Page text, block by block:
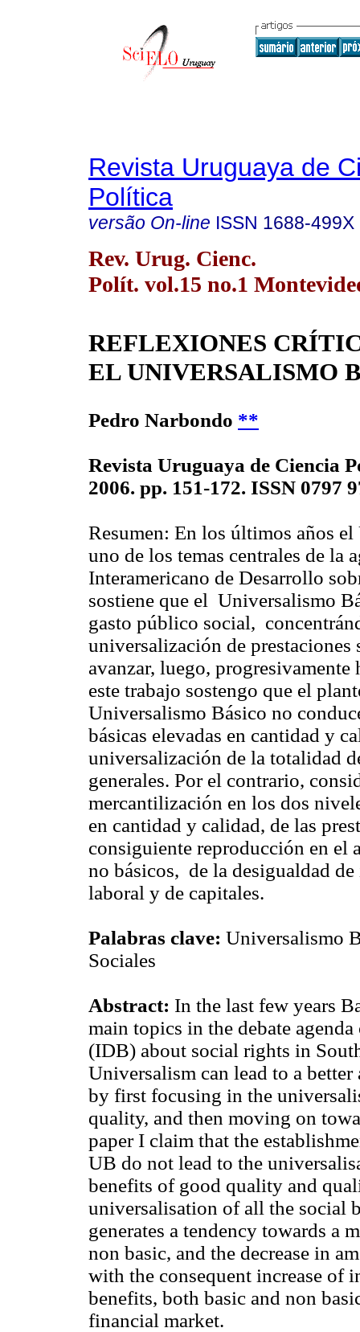
Revista Uruguaya de
Política
versão On-line ISSN 1688-499X
Rev. Urug. Cienc.
Polít. vol.15 no.1
REFLEXIONES
EL UNIVERSALISMO
Pedro Narbondo **
Revista Uruguaya de Ciencia
2006. pp. 151-172. ISSN 0797
Resumen: En los últimos años
uno de los temas centrales de la
Interamericano de Desarrollo
sostiene que el Universalismo
gasto público social,
universalización de
avanzar, luego,
este trabajo sostengo que el
Universalismo Básico no
básicas elevadas en cantidad y
universalización de la totalidad
generales. Por el contrario,
mercantilización en los dos
en cantidad y calidad, de las
consiguiente reproducción en el
no básicos, de la desigualdad
laboral y de capitales.
Palabras clave: Universalismo
Sociales
Abstract: In the last few years
main topics in the debate
(IDB) about social rights in
Universalism can lead to a
by first focusing in the
quality, and then moving on
paper I claim that the
UB do not lead to the
benefits of good quality and
universalisation of all the social
generates a tendency towards a
non basic, and the decrease in
with the consequent increase of
benefits, both basic and non
financial market.